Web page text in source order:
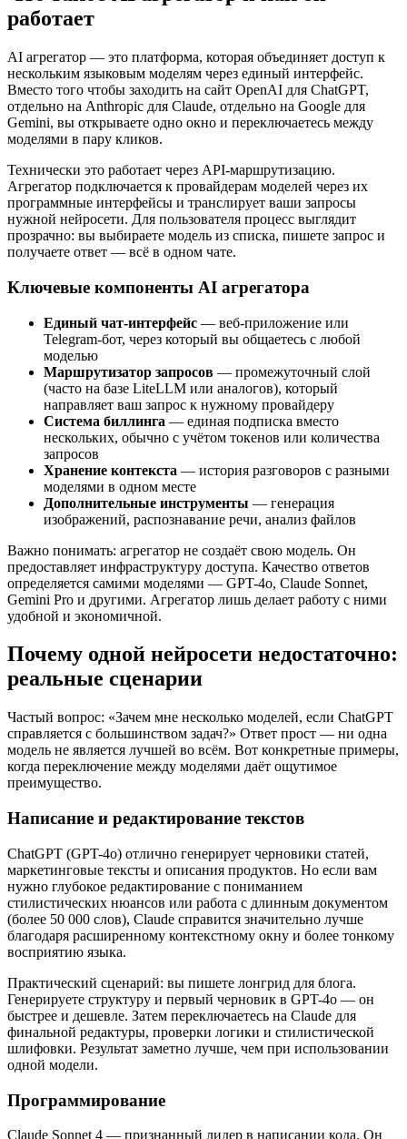
работает
AI агрегатор — это платформа, которая объединяет доступ к
нескольким языковым моделям через единый интерфейс.
Вместо того чтобы заходить на сайт OpenAI для ChatGPT,
отдельно на Anthropic для Claude, отдельно на Google для
Gemini, вы открываете одно окно и переключаетесь между
моделями в пару кликов.
Технически это работает через API-маршрутизацию.
Агрегатор подключается к провайдерам моделей через их
программные интерфейсы и транслирует ваши запросы
нужной нейросети. Для пользователя процесс выглядит
прозрачно: вы выбираете модель из списка, пишете запрос и
получаете ответ — всё в одном чате.
Ключевые компоненты AI агрегатора
Единый чат-интерфейс — веб-приложение или
Telegram-бот, через который вы общаетесь с любой
моделью
Маршрутизатор запросов — промежуточный слой
(часто на базе LiteLLM или аналогов), который
направляет ваш запрос к нужному провайдеру
Система биллинга — единая подписка вместо
нескольких, обычно с учётом токенов или количества
запросов
Хранение контекста — история разговоров с разными
моделями в одном месте
Дополнительные инструменты — генерация
изображений, распознавание речи, анализ файлов
Важно понимать: агрегатор не создаёт свою модель. Он
предоставляет инфраструктуру доступа. Качество ответов
определяется самими моделями — GPT-4o, Claude Sonnet,
Gemini Pro и другими. Агрегатор лишь делает работу с ними
удобной и экономичной.
Почему одной нейросети недостаточно:
реальные сценарии
Частый вопрос: «Зачем мне несколько моделей, если ChatGPT
справляется с большинством задач?» Ответ прост — ни одна
модель не является лучшей во всём. Вот конкретные примеры,
когда переключение между моделями даёт ощутимое
преимущество.
Написание и редактирование текстов
ChatGPT (GPT-4o) отлично генерирует черновики статей,
маркетинговые тексты и описания продуктов. Но если вам
нужно глубокое редактирование с пониманием
стилистических нюансов или работа с длинным документом
(более 50 000 слов), Claude справится значительно лучше
благодаря расширенному контекстному окну и более тонкому
восприятию языка.
Практический сценарий: вы пишете лонгрид для блога.
Генерируете структуру и первый черновик в GPT-4o — он
быстрее и дешевле. Затем переключаетесь на Claude для
финальной редактуры, проверки логики и стилистической
шлифовки. Результат заметно лучше, чем при использовании
одной модели.
Программирование
Claude Sonnet 4 — признанный лидер в написании кода. Он